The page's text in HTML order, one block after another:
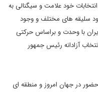
خود علامت و سیگنالی به
سلیقه های مختلف و وجود
با وحدت و براساس حرکتی
آزادانه رئیس جمهور
در جهان امروز و منطقه ای